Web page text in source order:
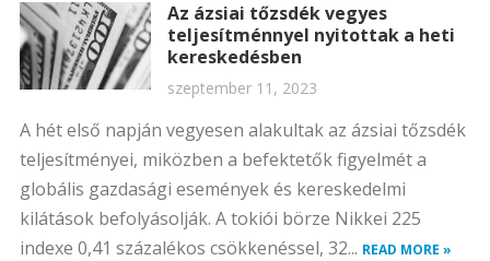
Az ázsiai tőzsdék vegyes
teljesítménnyel nyitottak a heti
kereskedésben
szeptember 11, 2023
A hét első napján vegyesen alakultak az ázsiai tőzsdék
teljesítményei, miközben a befektetők figyelmét a
globális gazdasági események és kereskedelmi
kilátások befolyásolják. A tokiói börze Nikkei 225
indexe 0,41 százalékos csökkenéssel, 32... READ MORE »